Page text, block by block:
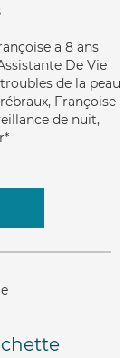
a 8 ans
De Vie
de la peau
Françoise
de nuit,